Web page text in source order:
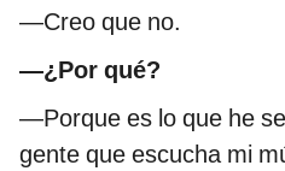
—Creo que no.
—¿Por qué?
—Porque es lo que he
gente que escucha mi